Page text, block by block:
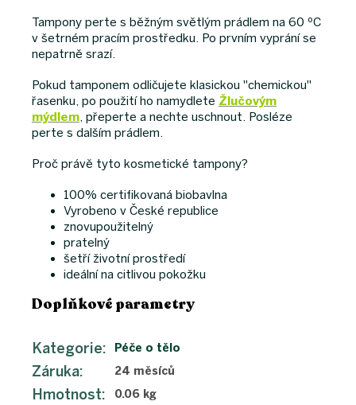
Tampony perte s běžným světlým prádlem na 60 ºC
v šetrném pracím prostředku. Po prvním vyprání se
nepatrně srazí.
Pokud tamponem odličujete klasickou "chemickou"
řasenku, po použití ho namydlete Žlučovým
mýdlem, přeperte a nechte uschnout. Posléze
perte s dalším prádlem.
Proč právě tyto kosmetické tampony?
100% certifikovaná biobavlna
Vyrobeno v České republice
znovupoužitelný
pratelný
šetří životní prostředí
ideální na citlivou pokožku
Doplňkové parametry
Kategorie: Péče o tělo
Záruka: 24 měsíců
Hmotnost: 0.06 kg